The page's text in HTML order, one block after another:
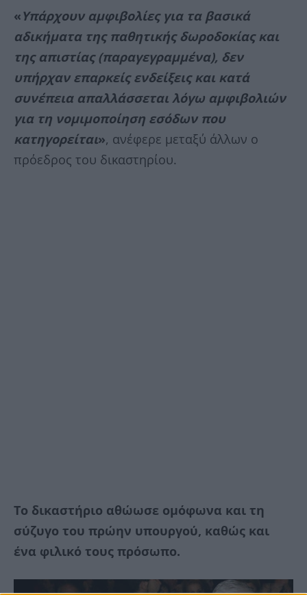
«Υπάρχουν αμφιβολίες για τα βασικά
αδικήματα της παθητικής δωροδοκίας και
της απιστίας (παραγεγραμμένα), δεν
υπήρχαν επαρκείς ενδείξεις και κατά
συνέπεια απαλλάσσεται λόγω αμφιβολιών
για τη νομιμοποίηση εσόδων που
κατηγορείται», ανέφερε μεταξύ άλλων ο
πρόεδρος του δικαστηρίου.
Το δικαστήριο αθώωσε ομόφωνα και τη
σύζυγο του πρώην υπουργού, καθώς και
ένα φιλικό τους πρόσωπο.